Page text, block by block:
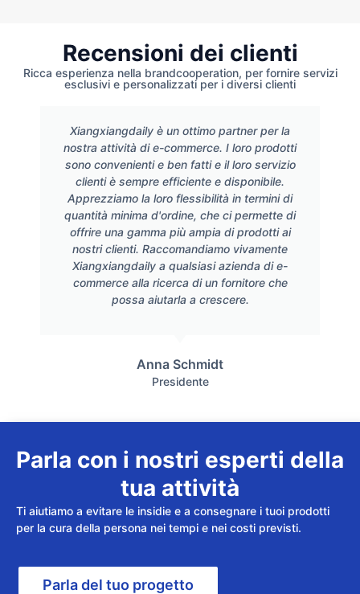
Recensioni dei clienti
Ricca esperienza nella brandcooperation, per fornire servizi
esclusivi e personalizzati per i diversi clienti
Xiangxiangdaily è un ottimo partner per la
nostra attività di e-commerce. I loro prodotti
sono convenienti e ben fatti e il loro servizio
clienti è sempre efficiente e disponibile.
Apprezziamo la loro flessibilità in termini di
quantità minima d'ordine, che ci permette di
offrire una gamma più ampia di prodotti ai
nostri clienti. Raccomandiamo vivamente
Xiangxiangdaily a qualsiasi azienda di e-
commerce alla ricerca di un fornitore che
possa aiutarla a crescere.
Anna Schmidt
Presidente
Parla con i nostri esperti della
tua attività
Ti aiutiamo a evitare le insidie e a consegnare i tuoi prodotti
per la cura della persona nei tempi e nei costi previsti.
Parla del tuo progetto